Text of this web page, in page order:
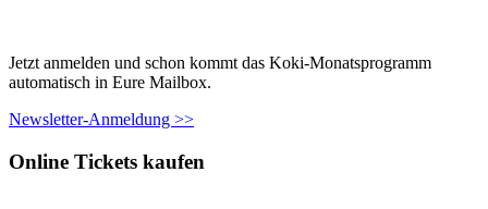
Jetzt anmelden und schon kommt das Koki-Monatsprogramm
automatisch in Eure Mailbox.
Newsletter-Anmeldung >>
Online Tickets kaufen